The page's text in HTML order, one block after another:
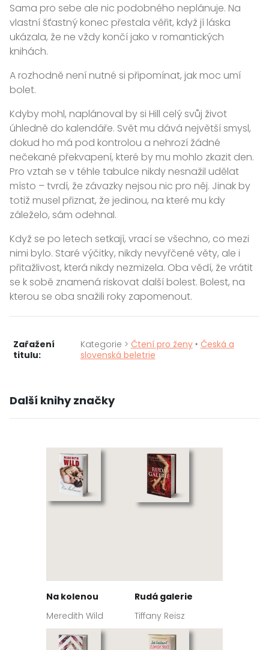
Sama pro sebe ale nic podobného neplánuje. Na
vlastní šťastný konec přestala věřit, když jí láska
ukázala, že ne vždy končí jako v romantických
knihách.
A rozhodně není nutné si připomínat, jak moc umí
bolet.
Kdyby mohl, naplánoval by si Hill celý svůj život
úhledně do kalendáře. Svět mu dává největší smysl,
dokud ho má pod kontrolou a nehrozí žádné
nečekané překvapení, které by mu mohlo zkazit den.
Pro vztah se v téhle tabulce nikdy nesnažil udělat
místo – tvrdí, že závazky nejsou nic pro něj. Jinak by
totiž musel přiznat, že jedinou, na které mu kdy
záleželo, sám odehnal.
Když se po letech setkají, vrací se všechno, co mezi
nimi bylo. Staré výčitky, nikdy nevyřčené věty, ale i
přitažlivost, která nikdy nezmizela. Oba vědí, že vrátit
se k sobě znamená riskovat další bolest. Bolest, na
kterou se oba snažili roky zapomenout.
Zařažení
titulu:
Kategorie > Čtení pro ženy‣ Česká a
slovenská beletrie
Další knihy značky
Na kolenou
Meredith Wild
Rudá galerie
Tiffany Reisz